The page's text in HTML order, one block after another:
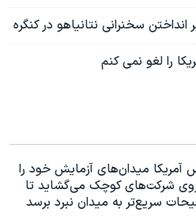
سخنرانی نتانیاهو در کنگره
را لغو نمی کنم
آمریکا میدان‌های آزمایش خود را
شرکت‌های کوچک می‌گشاید تا
سریع‌تر به میدان نبرد برسد